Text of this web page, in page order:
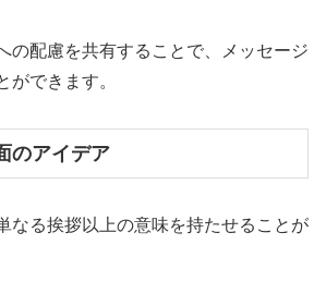
の配慮を共有することで、メッセージ
ができます。
のアイデア
なる挨拶以上の意味を持たせることが